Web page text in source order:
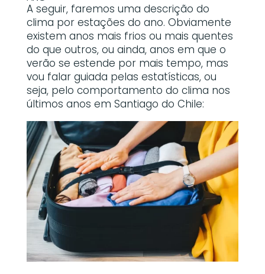
A seguir, faremos uma descrição do
clima por estações do ano. Obviamente
existem anos mais frios ou mais quentes
do que outros, ou ainda, anos em que o
verão se estende por mais tempo, mas
vou falar guiada pelas estatísticas, ou
seja, pelo comportamento do clima nos
últimos anos em Santiago do Chile: